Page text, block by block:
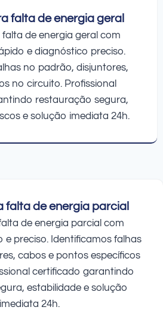
falta de energia geral
de energia geral com
e diagnóstico preciso.
no padrão, disjuntores,
no circuito. Profissional
restauração segura,
e solução imediata 24h.
falta de energia parcial
de energia parcial com
preciso. Identificamos falhas
cabos e pontos específicos
certificado garantindo
estabilidade e solução
imediata 24h.